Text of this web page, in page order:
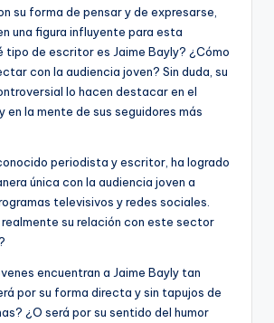
su forma de pensar y de expresarse,
una figura influyente para esta
tipo de escritor es Jaime Bayly? ¿Cómo
con la audiencia joven? Sin duda, su
lo hacen destacar en el
en la mente de sus seguidores más
periodista y escritor, ha logrado
única con la audiencia joven a
televisivos y redes sociales.
realmente su relación con este sector
encuentran a Jaime Bayly tan
por su forma directa y sin tapujos de
¿O será por su sentido del humor